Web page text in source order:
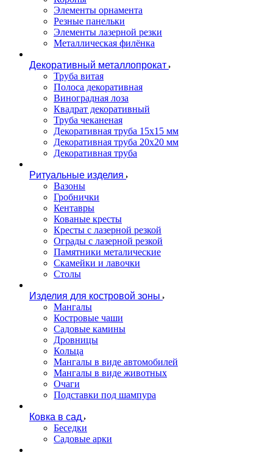
Элементы орнамента
Резные панельки
Элементы лазерной резки
Металлическая филёнка
Декоративный металлопрокат
Труба витая
Полоса декоративная
Виноградная лоза
Квадрат декоративный
Труба чеканеная
Декоративная труба 15х15 мм
Декоративная труба 20х20 мм
Декоративная труба
Ритуальные изделия
Вазоны
Гробнички
Кентавры
Кованые кресты
Кресты с лазерной резкой
Ограды с лазерной резкой
Памятники металические
Скамейки и лавочки
Столы
Изделия для костровой зоны
Мангалы
Костровые чаши
Садовые камины
Дровницы
Кольца
Мангалы в виде автомобилей
Мангалы в виде животных
Очаги
Подставки под шампура
Ковка в сад
Беседки
Садовые арки